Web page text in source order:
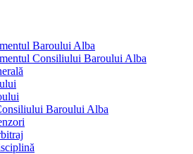
Baroului Alba
Consiliului Baroului Alba
Baroului Alba